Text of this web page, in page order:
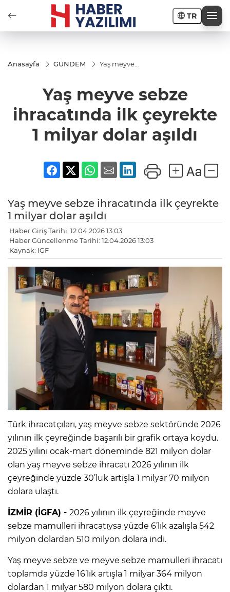
TR
Anasayfa GÜNDEM
Yaş meyve
1 milyar
dolar aşıldı
Yaş meyve sebze
ihracatında ilk çeyrekte
1 milyar dolar aşıldı
Yaş meyve sebze ihracatında ilk çeyrekte
1 milyar dolar aşıldı
Haber Giriş Tarihi: 12.04.2026 13:03
Haber Güncellenme Tarihi: 12.04.2026 13:03
Kaynak: IGF
Türk ihracatçıları, yaş meyve sebze sektöründe 2026
yılının ilk çeyreğinde başarılı bir grafik ortaya koydu.
2025 yılını ocak-mart döneminde 821 milyon dolar
olan yaş meyve sebze ihracatı 2026 yılının ilk
çeyreğinde yüzde 30’luk artışla 1 milyar 70 milyon
dolara ulaştı.
İZMİR (İGFA) - 2026 yılının ilk çeyreğinde meyve
sebze mamulleri ihracatıysa yüzde 6’lık azalışla 542
milyon dolardan 510 milyon dolara indi.
Yaş meyve sebze ve meyve sebze mamulleri ihracatı
toplamda yüzde 16’lık artışla 1 milyar 364 milyon
dolardan 1 milyar 580 milyon dolara çıktı.